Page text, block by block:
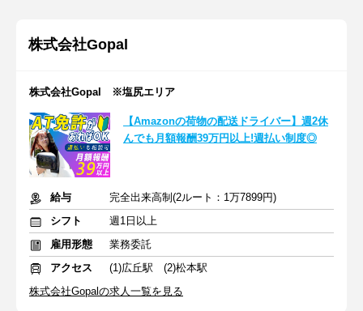
株式会社Gopal
株式会社Gopal ※塩尻エリア
【Amazonの荷物の配送ドライバー】週2休
んでも月額報酬39万円以上!週払い制度◎
給与
完全出来高制(2ルート：1万7899円)
シフト
週1日以上
雇用形態
業務委託
アクセス
(1)広丘駅 (2)松本駅
株式会社Gopalの求人一覧を見る